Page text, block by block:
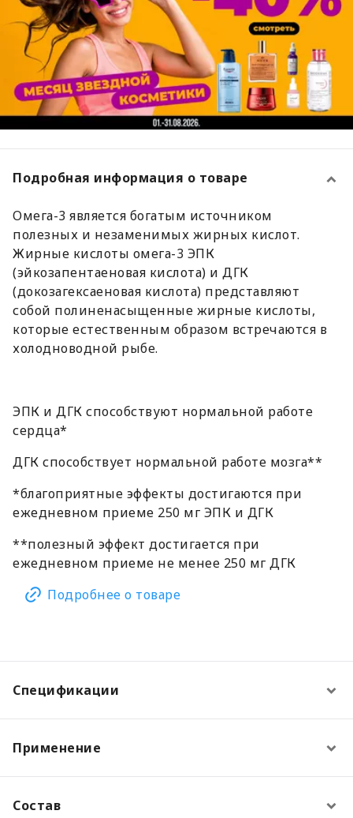
Подробная информация о товаре
Омега-3 является богатым источником
полезных и незаменимых жирных кислот.
Жирные кислоты омега-3 ЭПК
(эйкозапентаеновая кислота) и ДГК
(докозагексаеновая кислота) представляют
собой полиненасыщенные жирные кислоты,
которые естественным образом встречаются в
холодноводной рыбе.
ЭПК и ДГК способствуют нормальной работе
сердца*
ДГК способствует нормальной работе мозга**
*благоприятные эффекты достигаются при
ежедневном приеме 250 мг ЭПК и ДГК
**полезный эффект достигается при
ежедневном приеме не менее 250 мг ДГК
Подробнее о товаре
Спецификации
Применение
Состав